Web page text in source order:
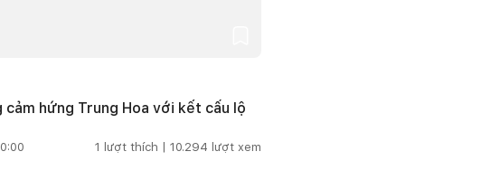
cảm hứng Trung Hoa với kết cấu lộ
1 lượt thích | 10.294 lượt xem